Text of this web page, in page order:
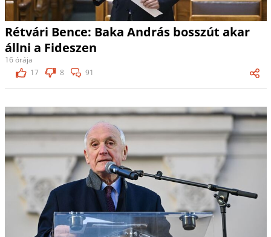
Rétvári Bence: Baka András bosszút akar
állni a Fideszen
16 órája
17
8 91